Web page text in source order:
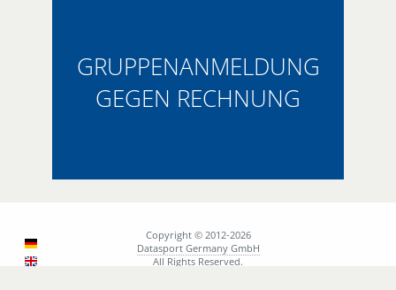
GRUPPENANMELDUNG
GEGEN RECHNUNG
Copyright © 2012-2026
Datasport Germany GmbH
All Rights Reserved.